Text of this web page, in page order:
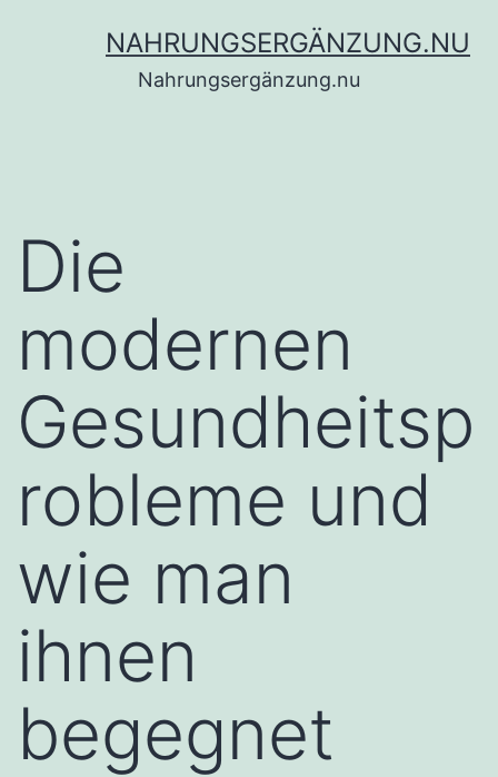
NAHRUNGSERGÄNZUNG.NU
Nahrungsergänzung.nu
Die
modernen
Gesundheitsp
robleme und
wie man
ihnen
begegnet